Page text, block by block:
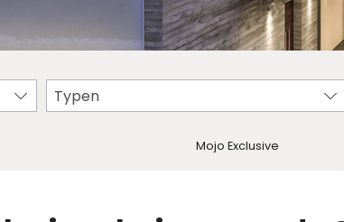
Typen
Mojo Exclusive